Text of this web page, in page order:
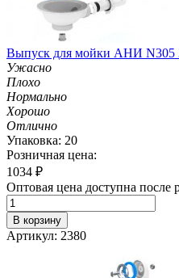
Выпуск для мойки АНИ N305
Ужасно
Плохо
Нормально
Хорошо
Отлично
Упаковка: 20
Розничная цена:
1034 ₽
Оптовая цена доступна после
В корзину
Артикул: 2380